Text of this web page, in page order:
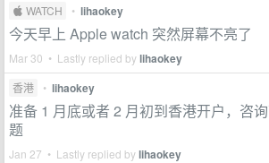
 WATCH • lihaokey
今天早上 Apple watch 突然屏幕不亮了
Mar 30 • Lastly replied bylihaokey
香港 • lihaokey
准备 1 月底或者 2 月初到香港开户，咨
题
Jan 27 • Lastly replied bylihaokey